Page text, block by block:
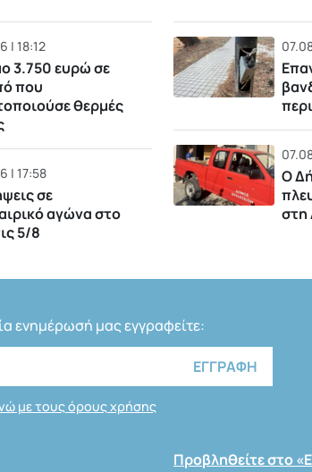
| 18:12
3.750 ευρώ σε
που
θερμές
| 17:58
σε
αγώνα στο
5/8
Ο
στη
ενημέρωσή μας εγγραφείτε:
με τους όρους χρήσης
Προβληθείτε στο